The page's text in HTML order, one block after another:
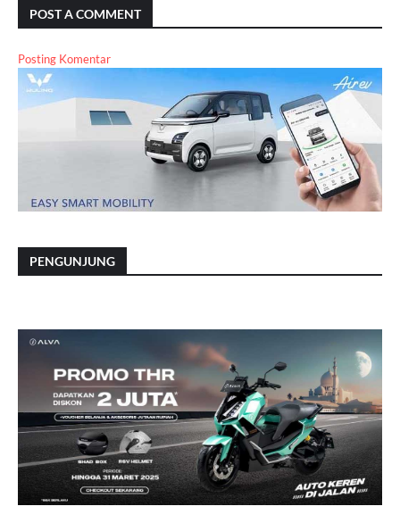
POST A COMMENT
Posting Komentar
PENGUNJUNG